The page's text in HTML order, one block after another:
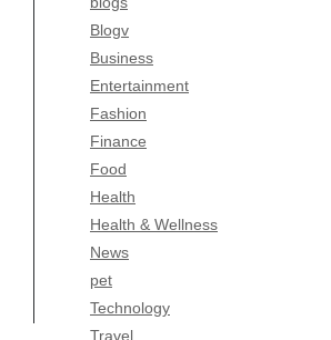
Blogv
Business
Entertainment
Fashion
Finance
Food
Health
Health & Wellness
News
pet
Technology
Travel
Food
Health
Health & Wellness
News
pet
Technology
Travel
Wellness